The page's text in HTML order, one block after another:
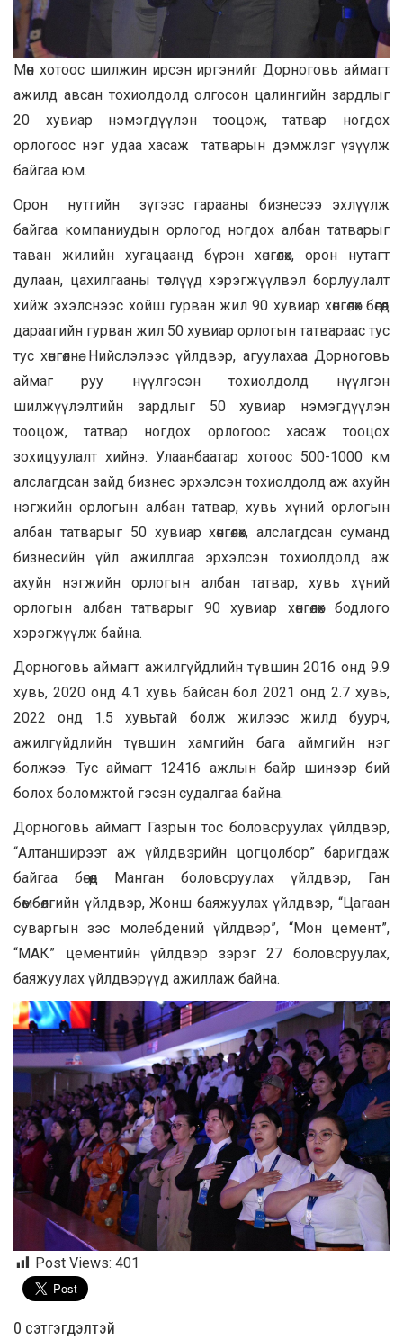
Мөн хотоос шилжин ирсэн иргэнийг Дорноговь аймагт
ажилд авсан тохиолдолд олгосон цалингийн зардлыг
20 хувиар нэмэгдүүлэн тооцож, татвар ногдох
орлогоос нэг удаа хасаж татварын дэмжлэг үзүүлж
байгаа юм.
Орон нутгийн зүгээс гарааны бизнесээ эхлүүлж
байгаа компаниудын орлогод ногдох албан татварыг
таван жилийн хугацаанд бүрэн хөнгөлөх, орон нутагт
дулаан, цахилгааны төслүүд хэрэгжүүлвэл борлуулалт
хийж эхэлснээс хойш гурван жил 90 хувиар хөнгөлөх бөгөөд
дараагийн гурван жил 50 хувиар орлогын татвараас тус
тус хөнгөлнө. Нийслэлээс үйлдвэр, агуулахаа Дорноговь
аймаг руу нүүлгэсэн тохиолдолд нүүлгэн
шилжүүлэлтийн зардлыг 50 хувиар нэмэгдүүлэн
тооцож, татвар ногдох орлогоос хасаж тооцох
зохицуулалт хийнэ. Улаанбаатар хотоос 500-1000 км
алслагдсан зайд бизнес эрхэлсэн тохиолдолд аж ахуйн
нэгжийн орлогын албан татвар, хувь хүний орлогын
албан татварыг 50 хувиар хөнгөлөх, алслагдсан суманд
бизнесийн үйл ажиллгаа эрхэлсэн тохиолдолд аж
ахуйн нэгжийн орлогын албан татвар, хувь хүний
орлогын албан татварыг 90 хувиар хөнгөлөх бодлого
хэрэгжүүлж байна.
Дорноговь аймагт ажилгүйдлийн түвшин 2016 онд 9.9
хувь, 2020 онд 4.1 хувь байсан бол 2021 онд 2.7 хувь,
2022 онд 1.5 хувьтай болж жилээс жилд буурч,
ажилгүйдлийн түвшин хамгийн бага аймгийн нэг
болжээ. Тус аймагт 12416 ажлын байр шинээр бий
болох боломжтой гэсэн судалгаа байна.
Дорноговь аймагт Газрын тос боловсруулах үйлдвэр,
“Алтанширээт аж үйлдвэрийн цогцолбор” баригдаж
байгаа бөгөөд Манган боловсруулах үйлдвэр, Ган
бөмбөлгийн үйлдвэр, Жонш баяжуулах үйлдвэр, “Цагаан
суваргын зэс молебдений үйлдвэр”, “Мон цемент”,
“МАК” цементийн үйлдвэр зэрэг 27 боловсруулах,
баяжуулах үйлдвэрүүд ажиллаж байна.
Post Views: 401
0 cэтгэгдэлтэй